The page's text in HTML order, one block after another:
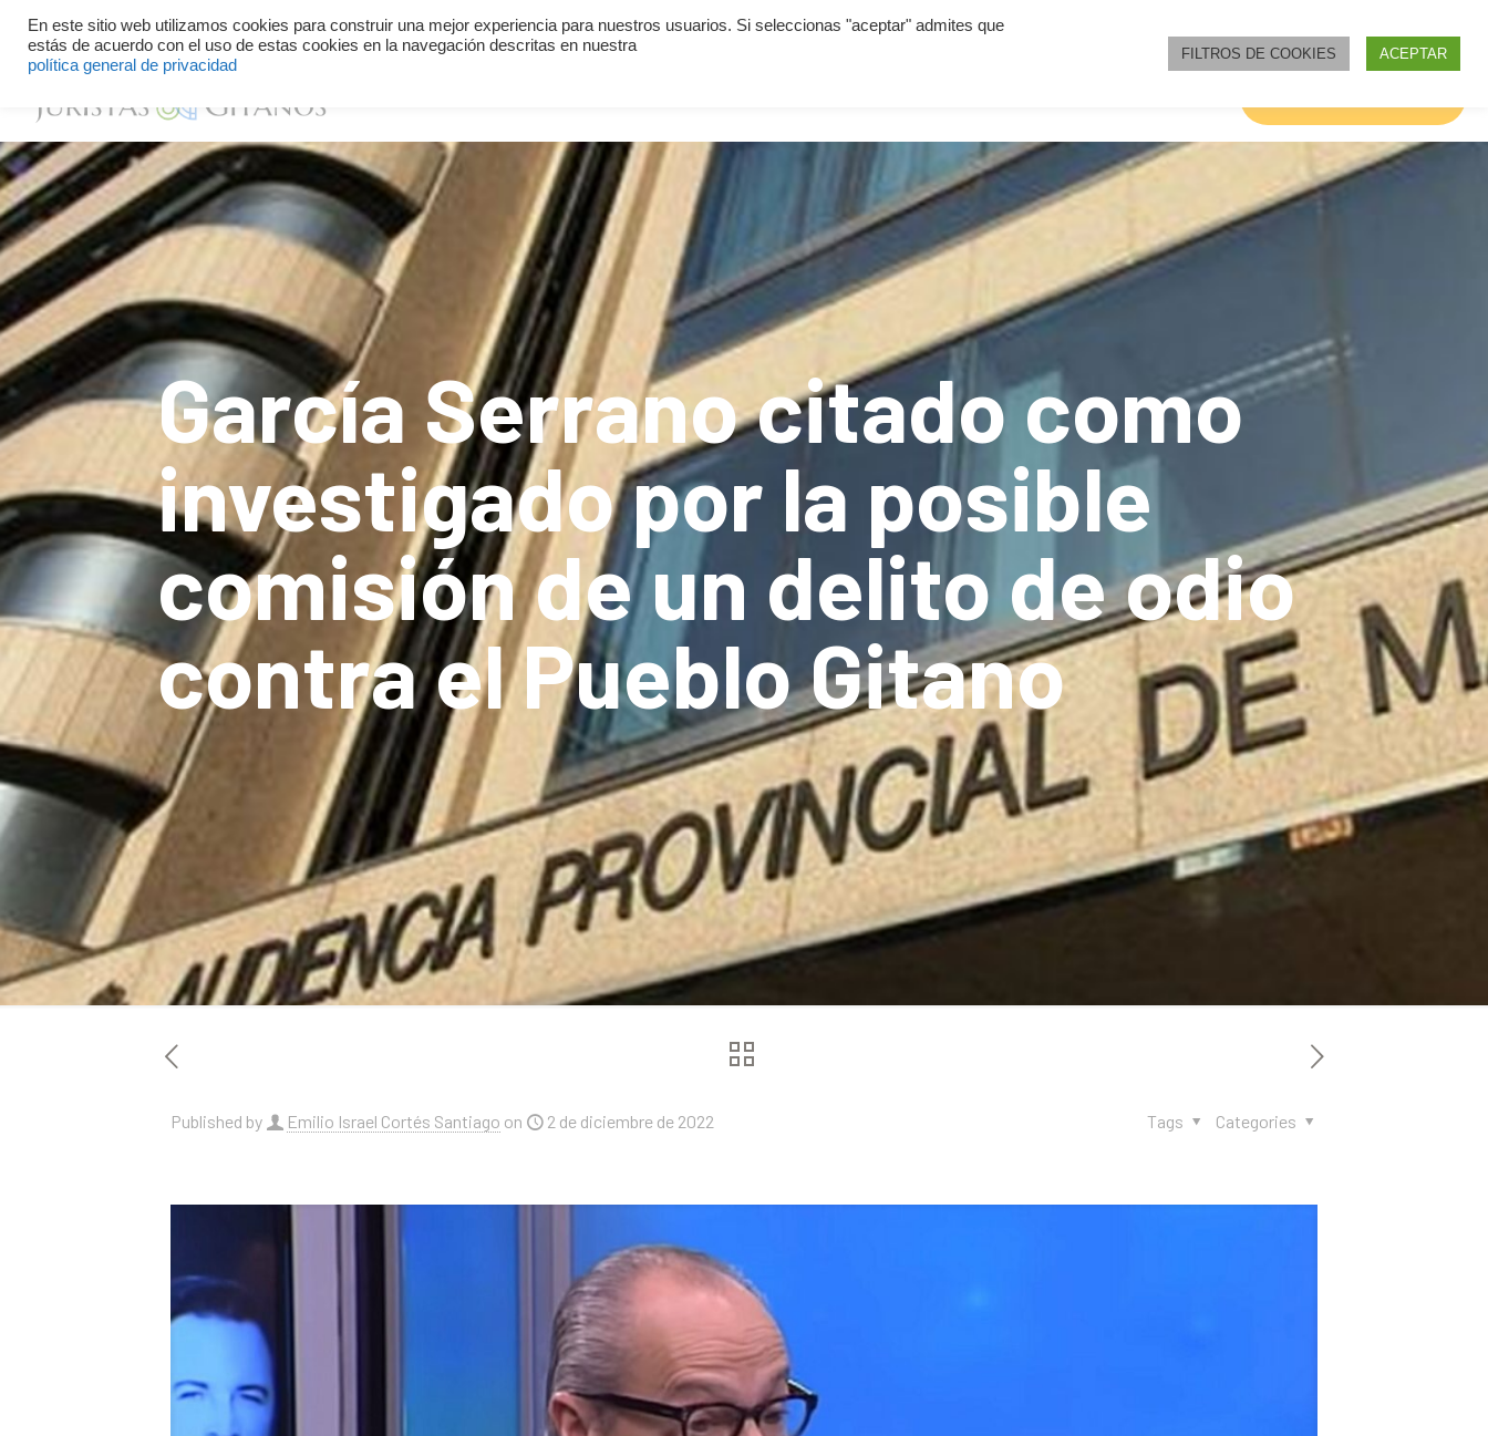
Defiende tu identidad y tus derechos +34 614 34 59 13
García Serrano citado como
investigado por la posible
comisión de un delito de odio
contra el Pueblo Gitano
Published by Emilio Israel Cortés Santiago on 2 de diciembre de 2022 Categories
Tags
En este sitio web utilizamos cookies para construir una mejor experiencia para nuestros usuarios. Si seleccionas "aceptar" admites que
estás de acuerdo con el uso de estas cookies en la navegación descritas en nuestra
política general de privacidad
FILTROS DE COOKIES ACEPTAR